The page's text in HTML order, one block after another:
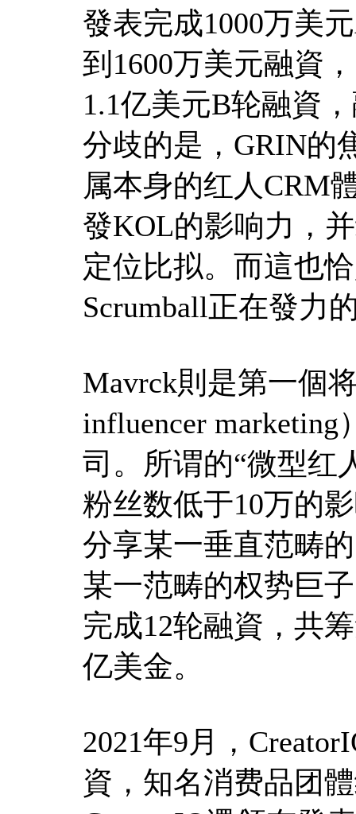
發表完成1000万美
到1600万美元融資
1.1亿美元B轮融資
分歧的是，GRIN的
属本身的红人CRM
發KOL的影响力，
定位比拟。而這也
Scrumball正在發力
Mavrck則是第一個
influencer marketing
司。所谓的“微型红
粉丝数低于10万的
分享某一垂直范畴
某一范畴的权势巨
完成12轮融資，共
亿美金。
2021年9月，
資，知名消费品团